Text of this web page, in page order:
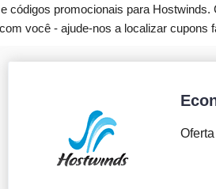
códigos promocionais para
você - ajude-nos a localizar cupons